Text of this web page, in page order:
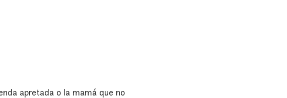
apretada o la mamá que no